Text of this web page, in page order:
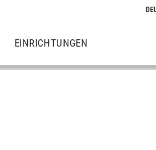
EINRICHTUNGEN